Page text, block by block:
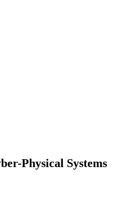
Physical Systems